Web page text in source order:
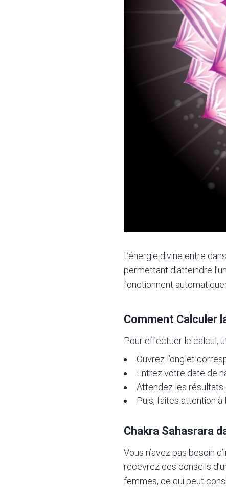
L’énergie divine entre
permettant d’atteindre
fonctionnent
Comment Calculer
Pour effectuer le calcul,
Ouvrez l’onglet
Entrez votre date de
Attendez les résultats
Puis, faites attention à
Chakra Sahasrara
Vous n’avez pas besoin
recevrez des conseils
femmes, ce qui peut